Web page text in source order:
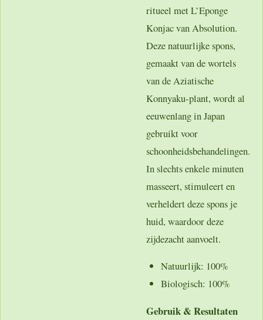
ritueel met L’Eponge
Konjac van Absolution.
Deze natuurlijke spons,
gemaakt van de wortels
van de Aziatische
Konnyaku-plant, wordt al
eeuwenlang in Japan
gebruikt voor
schoonheidsbehandelingen.
In slechts enkele minuten
masseert, stimuleert en
verheldert deze spons je
huid, waardoor deze
zijdezacht aanvoelt.
Natuurlijk: 100%
Biologisch: 100%
Gebruik & Resultaten